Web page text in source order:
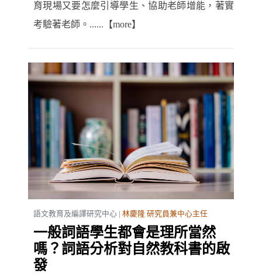
育現場又要怎麼引導學生、協助老師增能，著實
考驗著老師。......【more】
語文教育及編譯研究中心 | 林慶隆 研究員兼中心主任
一般詞語學生都會是理所當然
嗎？詞語分析對自然教科書的啟
發